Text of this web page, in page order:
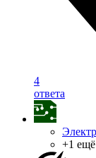
4
ответа
+1 ещё